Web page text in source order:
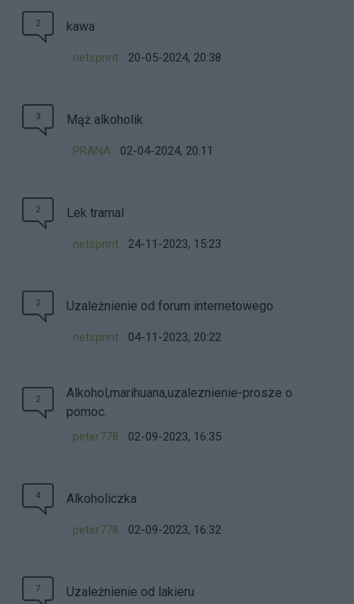
2 kawa
netsprint 20-05-2024, 20:38
3 Mąż alkoholik
PRANA 02-04-2024, 20:11
2 Lek tramal
netsprint 24-11-2023, 15:23
2 Uzależnienie od forum internetowego
netsprint 04-11-2023, 20:22
2
Alkohol,marihuana,uzaleznienie-prosze o
pomoc.
peter778 02-09-2023, 16:35
4 Alkoholiczka
peter778 02-09-2023, 16:32
7 Uzależnienie od lakieru